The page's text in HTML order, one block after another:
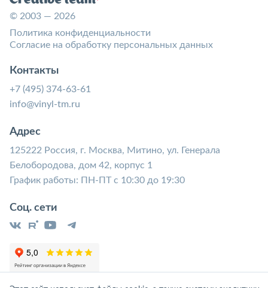
© 2003 — 2026
Политика конфиденциальности
Согласие на обработку персональных данных
Контакты
+7 (495) 374-63-61
info@vinyl-tm.ru
Адрес
125222 Россия, г. Москва, Митино, ул. Генерала
Белобородова, дом 42, корпус 1
График работы: ПН-ПТ с 10:30 до 19:30
Соц. сети